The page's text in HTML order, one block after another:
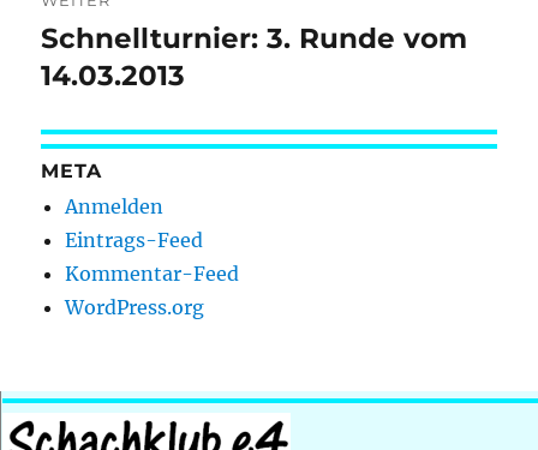
Nächster
Beitrag:
Schnellturnier: 3. Runde vom
14.03.2013
META
Anmelden
Eintrags-Feed
Kommentar-Feed
WordPress.org